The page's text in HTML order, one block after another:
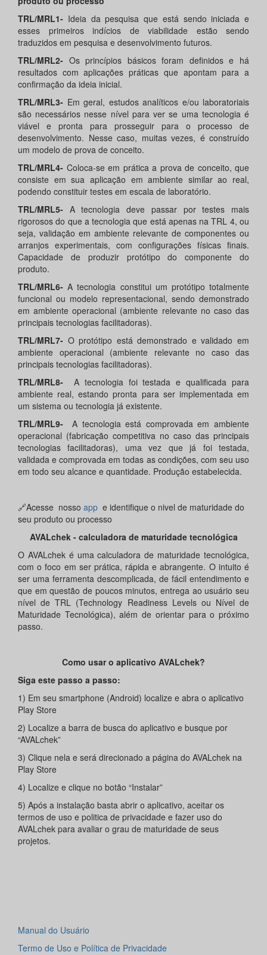
TRL/MRL1- Ideia da pesquisa que está sendo iniciada e
esses primeiros indícios de viabilidade estão sendo
traduzidos em pesquisa e desenvolvimento futuros.
TRL/MRL2- Os princípios básicos foram definidos e há
resultados com aplicações práticas que apontam para a
confirmação da ideia inicial.
TRL/MRL3- Em geral, estudos analíticos e/ou laboratoriais
são necessários nesse nível para ver se uma tecnologia é
viável e pronta para prosseguir para o processo de
desenvolvimento. Nesse caso, muitas vezes, é construído
um modelo de prova de conceito.
TRL/MRL4- Coloca-se em prática a prova de conceito, que
consiste em sua aplicação em ambiente similar ao real,
podendo constituir testes em escala de laboratório.
TRL/MRL5- A tecnologia deve passar por testes mais
rigorosos do que a tecnologia que está apenas na TRL 4, ou
seja, validação em ambiente relevante de componentes ou
arranjos experimentais, com configurações físicas finais.
Capacidade de produzir protótipo do componente do
produto.
TRL/MRL6-A tecnologia constitui um protótipo totalmente
funcional ou modelo representacional, sendo demonstrado
em ambiente operacional (ambiente relevante no caso das
principais tecnologias facilitadoras).
TRL/MRL7- O protótipo está demonstrado e validado em
ambiente operacional (ambiente relevante no caso das
principais tecnologias facilitadoras).
TRL/MRL8- A tecnologia foi testada e qualificada para
ambiente real, estando pronta para ser implementada em
um sistema ou tecnologia já existente.
TRL/MRL9- A tecnologia está comprovada em ambiente
operacional (fabricação competitiva no caso das principais
tecnologias facilitadoras), uma vez que já foi testada,
validada e comprovada em todas as condições, com seu uso
em todo seu alcance e quantidade. Produção estabelecida.
🔗Acesse nosso app e identifique o nivel de maturidade do
seu produto ou processo
AVALchek - calculadora de maturidade tecnológica
O AVALchek é uma calculadora de maturidade tecnológica,
com o foco em ser prática, rápida e abrangente. O intuito é
ser uma ferramenta descomplicada, de fácil entendimento e
que em questão de poucos minutos, entrega ao usuário seu
nível de TRL (Technology Readiness Levels ou Nível de
Maturidade Tecnológica), além de orientar para o próximo
passo.
Como usar o aplicativo AVALchek?
Siga este passo a passo:
1) Em seu smartphone (Android) localize e abra o aplicativo
Play Store
2) Localize a barra de busca do aplicativo e busque por
“AVALchek”
3) Clique nela e será direcionado a página do AVALchek na
Play Store
4) Localize e clique no botão “Instalar”
5) Após a instalação basta abrir o aplicativo, aceitar os
termos de uso e politica de privacidade e fazer uso do
AVALchek para avaliar o grau de maturidade de seus
projetos.
Manual do Usuário
Termo de Uso e Política de Privacidade